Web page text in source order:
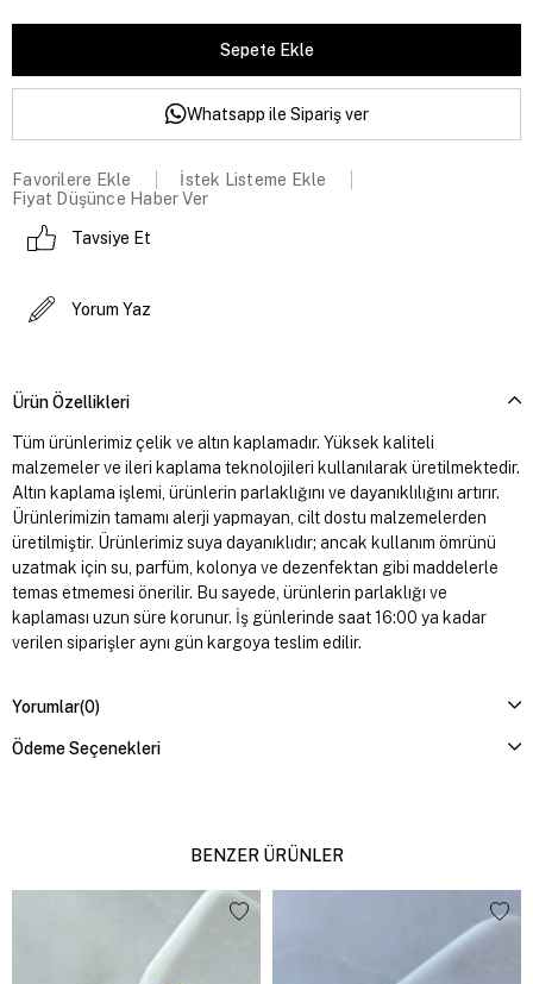
Whatsapp ile Sipariş ver
Favorilere Ekle
İstek Listeme Ekle
Fiyat Düşünce Haber Ver
Tavsiye Et
Yorum Yaz
Ürün Özellikleri
Tüm ürünlerimiz çelik ve altın kaplamadır. Yüksek kaliteli
malzemeler ve ileri kaplama teknolojileri kullanılarak üretilmektedir.
Altın kaplama işlemi, ürünlerin parlaklığını ve dayanıklılığını artırır.
Ürünlerimizin tamamı alerji yapmayan, cilt dostu malzemelerden
üretilmiştir. Ürünlerimiz suya dayanıklıdır; ancak kullanım ömrünü
uzatmak için su, parfüm, kolonya ve dezenfektan gibi maddelerle
temas etmemesi önerilir. Bu sayede, ürünlerin parlaklığı ve
kaplaması uzun süre korunur. İş günlerinde saat 16:00 ya kadar
verilen siparişler aynı gün kargoya teslim edilir.
Yorumlar(0)
Ödeme Seçenekleri
BENZER ÜRÜNLER